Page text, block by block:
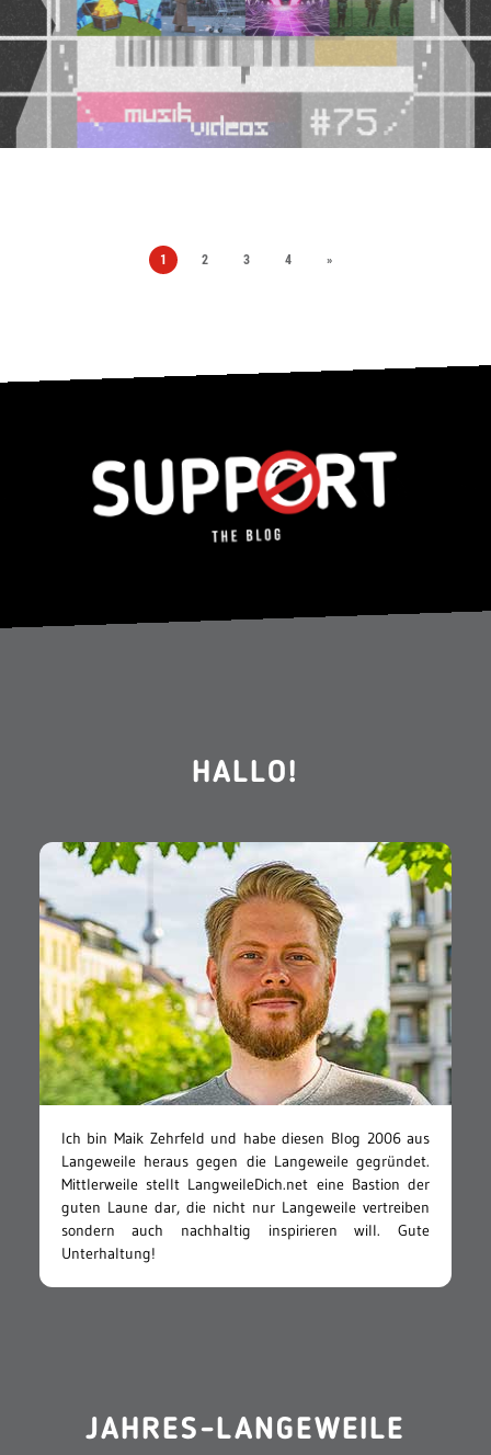
1 2 3 4 »
HALLO!
Ich bin Maik Zehrfeld und habe diesen Blog 2006 aus
Langeweile heraus gegen die Langeweile gegründet.
Mittlerweile stellt LangweileDich.net eine Bastion der
guten Laune dar, die nicht nur Langeweile vertreiben
sondern auch nachhaltig inspirieren will. Gute
Unterhaltung!
JAHRES-LANGEWEILE